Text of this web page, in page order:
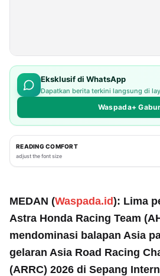
Eksklusif di WhatsApp
Dapatkan berita terkini langsung di
Waspada+
READING COMFORT
adjust the font size
MEDAN (Waspada.id): Lima
Astra Honda Racing Team
mendominasi balapan Asia
gelaran Asia Road Racing
(ARRC) 2026 di Sepang